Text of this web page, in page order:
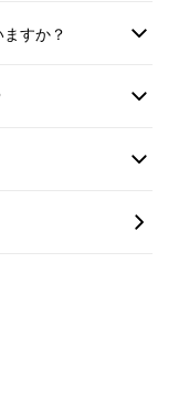
にも簡単に
すか？